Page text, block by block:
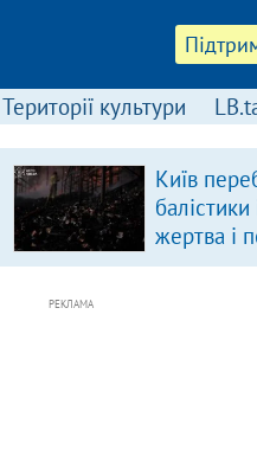
Території культури
Київ
жертва і
РЕКЛАМА